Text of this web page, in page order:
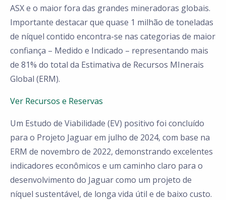
ASX e o maior fora das grandes mineradoras globais.
Importante destacar que quase 1 milhão de toneladas
de níquel contido encontra-se nas categorias de maior
confiança – Medido e Indicado – representando mais
de 81% do total da Estimativa de Recursos MInerais
Global (ERM).
Ver Recursos e Reservas
Um Estudo de Viabilidade (EV) positivo foi concluído
para o Projeto Jaguar em julho de 2024, com base na
ERM de novembro de 2022, demonstrando excelentes
indicadores econômicos e um caminho claro para o
desenvolvimento do Jaguar como um projeto de
níquel sustentável, de longa vida útil e de baixo custo.